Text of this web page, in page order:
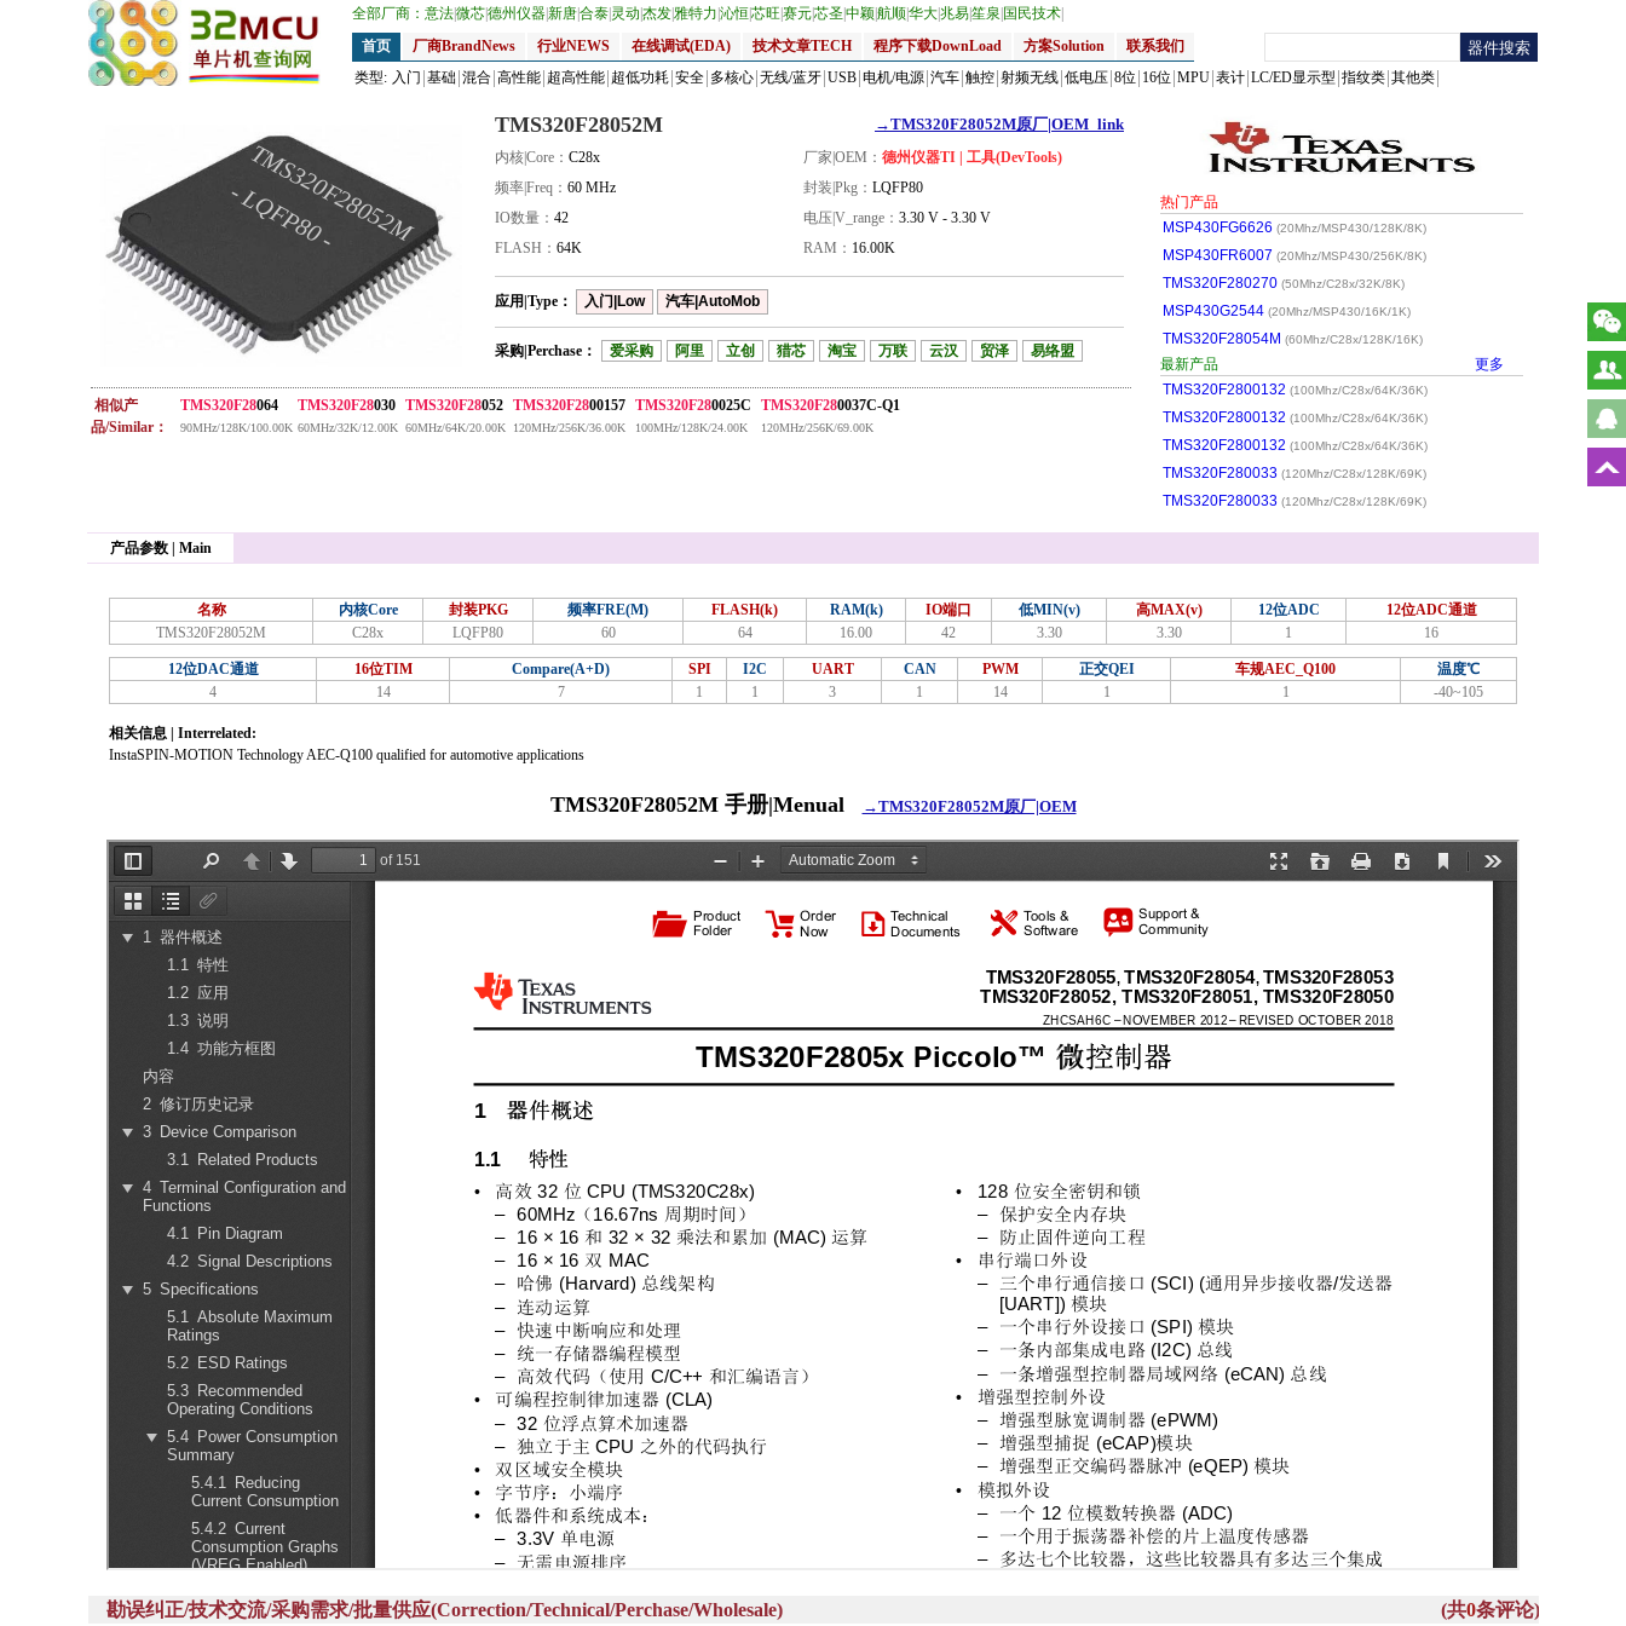
全部厂商： 意法微芯德州仪器新唐合泰 灵动 杰发雅特力 沁恒芯旺 赛元芯圣 中颖航顺华大兆易笙泉 国民技术
首页
厂商BrandNews 行业NEWS 在线调试(EDA) 技术文章TECH 程序下载DownLoad 方案Solution
联系我们
类型: 入门 基础 混合 高性能 超高性能 超低功耗 安全 多核心 无线/蓝牙 USB 电机/电源 汽车 触控 射频无线 低电压 8位 16位 MPU 表计 LC/ED显示型 指纹类 其他类
TMS320F28052M
- LQFP80 -
TMS320F28052M →TMS320F28052M原厂|OEM_link
内核|Core： C28x 厂家|OEM： 德州仪器TI | 工具(DevTools)
频率|Freq： 60 MHz 封装|Pkg： LQFP80
IO数量： 42 电压|V_range： 3.30 V - 3.30 V
FLASH： 64K RAM： 16.00K
应用|Type： 入门|Low 汽车|AutoMob
采购|Perchase： 爱采购 阿里 立创 猎芯 淘宝 万联 云汉 贸泽 易络盟
相似产
品/Similar：
TMS320F28064
90MHz/128K/100.00K
TMS320F28030
60MHz/32K/12.00K
TMS320F28052
60MHz/64K/20.00K
TMS320F2800157
120MHz/256K/36.00K
TMS320F280025C
100MHz/128K/24.00K
TMS320F280037C-Q1
120MHz/256K/69.00K
热门产品
MSP430FG6626 (20Mhz/MSP430/128K/8K)
MSP430FR6007 (20Mhz/MSP430/256K/8K)
TMS320F280270 (50Mhz/C28x/32K/8K)
MSP430G2544 (20Mhz/MSP430/16K/1K)
TMS320F28054M (60Mhz/C28x/128K/16K)
最新产品
更多
TMS320F2800132 (100Mhz/C28x/64K/36K)
TMS320F2800132 (100Mhz/C28x/64K/36K)
TMS320F2800132 (100Mhz/C28x/64K/36K)
TMS320F280033 (120Mhz/C28x/128K/69K)
TMS320F280033 (120Mhz/C28x/128K/69K)
产品参数 | Main
名称 内核Core 封装PKG 频率FRE(M) FLASH(k) RAM(k) IO端口 低MIN(v) 高MAX(v) 12位ADC
12位ADC通道
TMS320F28052M
C28x LQFP80 60 64 16.00 42 3.30 3.30 1 16
12位DAC通道 16位TIM Compare(A+D) SPI I2C UART CAN PWM 正交QEI 车规AEC_Q100
温度℃
4
14 7 1 1 3 1 14 1 1 -40~105
相关信息 | Interrelated:
InstaSPIN-MOTION Technology AEC-Q100 qualified for automotive applications
TMS320F28052M 手册|Menual →TMS320F28052M原厂|OEM
勘误纠正/技术交流/采购需求/批量供应(Correction/Technical/Perchase/Wholesale) (共0条评论)